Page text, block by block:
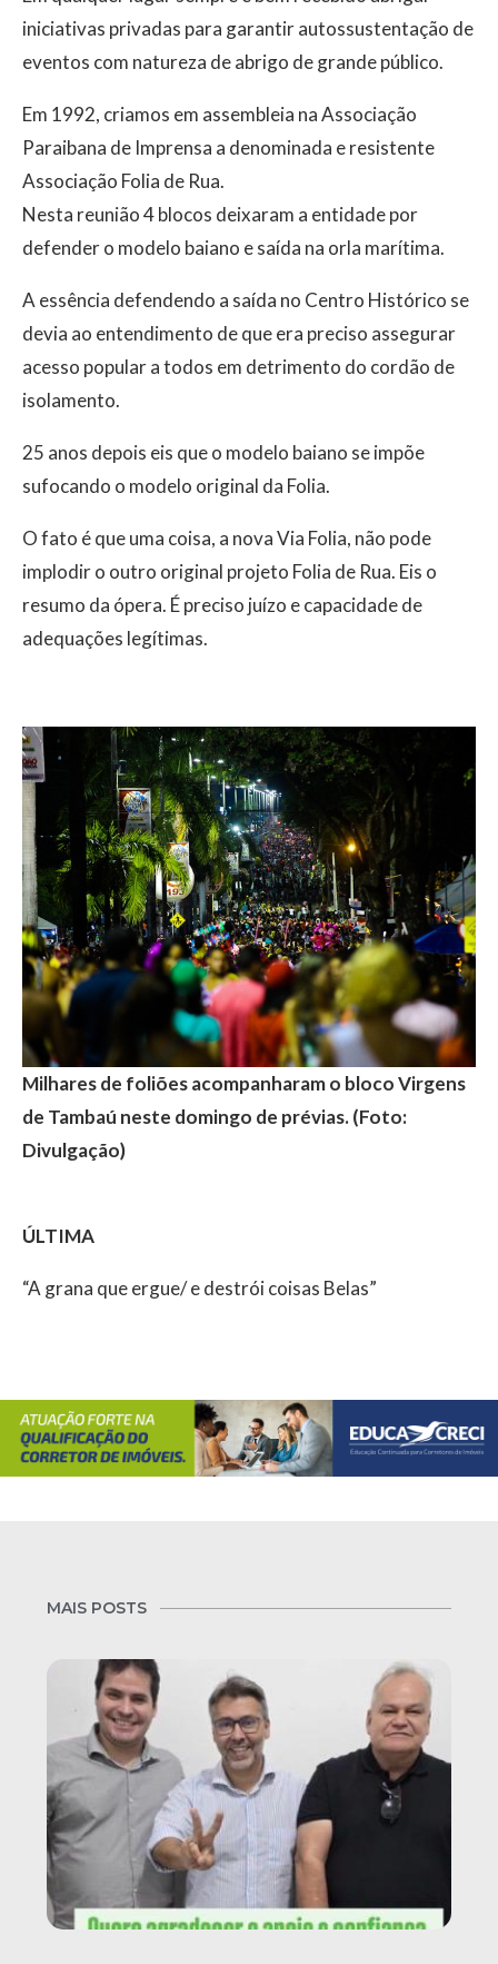
iniciativas privadas para garantir autossustentação de
eventos com natureza de abrigo de grande público.
Em 1992, criamos em assembleia na Associação
Paraibana de Imprensa a denominada e resistente
Associação Folia de Rua.
Nesta reunião 4 blocos deixaram a entidade por
defender o modelo baiano e saída na orla marítima.
A essência defendendo a saída no Centro Histórico se
devia ao entendimento de que era preciso assegurar
acesso popular a todos em detrimento do cordão de
isolamento.
25 anos depois eis que o modelo baiano se impõe
sufocando o modelo original da Folia.
O fato é que uma coisa, a nova Via Folia, não pode
implodir o outro original projeto Folia de Rua. Eis o
resumo da ópera. É preciso juízo e capacidade de
adequações legítimas.
Milhares de foliões acompanharam o bloco Virgens
de Tambaú neste domingo de prévias. (Foto:
Divulgação)
ÚLTIMA
“A grana que ergue/ e destrói coisas Belas”
MAIS POSTS